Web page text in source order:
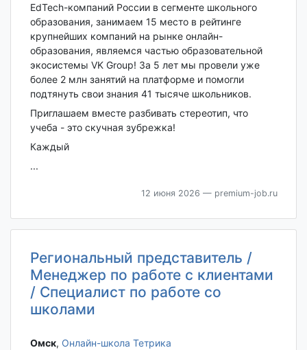
EdTech-компаний России в сегменте школьного
образования, занимаем 15 место в рейтинге
крупнейших компаний на рынке онлайн-
образования, являемся частью образовательной
экосистемы VK Group! За 5 лет мы провели уже
более 2 млн занятий на платформе и помогли
подтянуть свои знания 41 тысяче школьников.
Приглашаем вместе разбивать стереотип, что
учеба - это скучная зубрежка!
Каждый
...
12 июня 2026 — premium-job.ru
Региональный представитель /
Менеджер по работе с клиентами
/ Специалист по работе со
школами
Омск‎, Онлайн-школа Тетрика